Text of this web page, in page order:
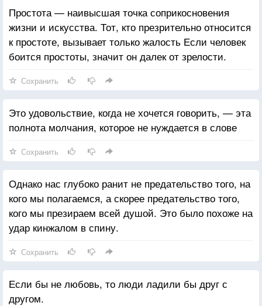
Простота — наивысшая точка соприкосновения
жизни и искусства. Тот, кто презрительно относится
к простоте, вызывает только жалость Если человек
боится простоты, значит он далек от зрелости.
Сохранить
Это удовольствие, когда не хочется говорить, — эта
полнота молчания, которое не нуждается в слове
Сохранить
Однако нас глубоко ранит не предательство того, на
кого мы полагаемся, а скорее предательство того,
кого мы презираем всей душой. Это было похоже на
удар кинжалом в спину.
Сохранить
Если бы не любовь, то люди ладили бы друг с
другом.